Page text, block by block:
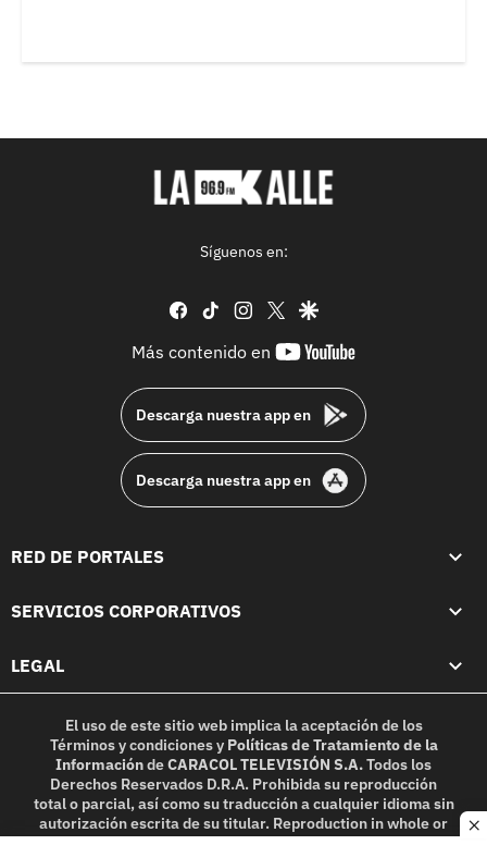
Síguenos en:
facebook
tiktok instagram
twittergoogle
Más contenido en
youtube-
Descarga nuestra app en
Descarga nuestra app en
RED DE PORTALES
SERVICIOS CORPORATIVOS
LEGAL
El uso de este sitio web implica la aceptación de los
Términos y condicionesy Políticas de Tratamiento de la
InformacióndeCARACOL TELEVISIÓN S.A.Todos los
Derechos Reservados D.R.A. Prohibida su reproducción
total o parcial, así como su traducción a cualquier idioma sin
autorización escrita de su titular. Reproduction in whole or
in part, or translation without written permission is